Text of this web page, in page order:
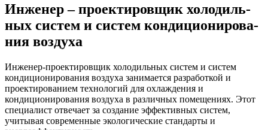
Ин­же­нер – про­ек­ти­ров­щик хо­лодиль­
ных сис­тем и сис­тем кон­ди­ци­они­рова­
ния воз­ду­ха
Инженер-проектировщик холодильных систем и систем
кондиционирования воздуха занимается разработкой и
проектированием технологий для охлаждения и
кондиционирования воздуха в различных помещениях. Этот
специалист отвечает за создание эффективных систем,
учитывая современные экологические стандарты и